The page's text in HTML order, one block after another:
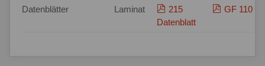
Datenblätter Laminat
215
Datenblatt
GF 110